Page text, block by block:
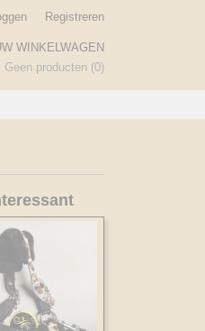
Registreren
WINKELWAGEN
Geen producten (0)